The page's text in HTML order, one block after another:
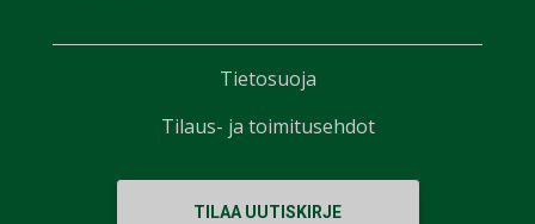
TILAA UUTISKIRJE
Tietosuoja
Tilaus- ja toimitusehdot